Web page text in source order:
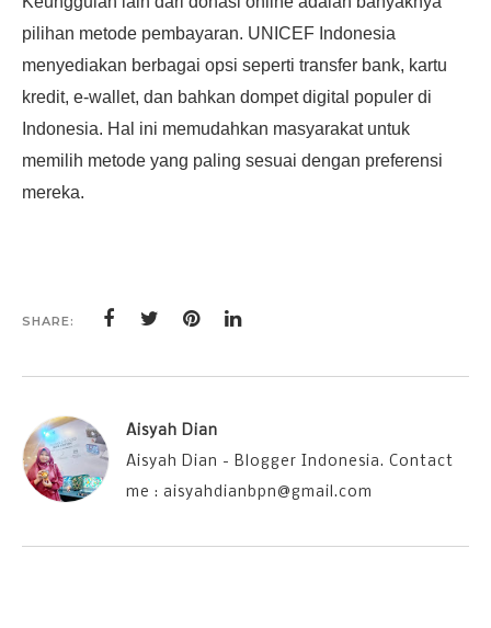
pilihan metode pembayaran. UNICEF Indonesia
menyediakan berbagai opsi seperti transfer bank, kartu
kredit, e-wallet, dan bahkan dompet digital populer di
Indonesia. Hal ini memudahkan masyarakat untuk
memilih metode yang paling sesuai dengan preferensi
mereka.
SHARE:
Aisyah Dian
Aisyah Dian - Blogger Indonesia. Contact
me : aisyahdianbpn@gmail.com